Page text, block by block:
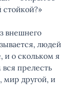
внешнего
людей
и о скольком я
прелесть
мир другой, и